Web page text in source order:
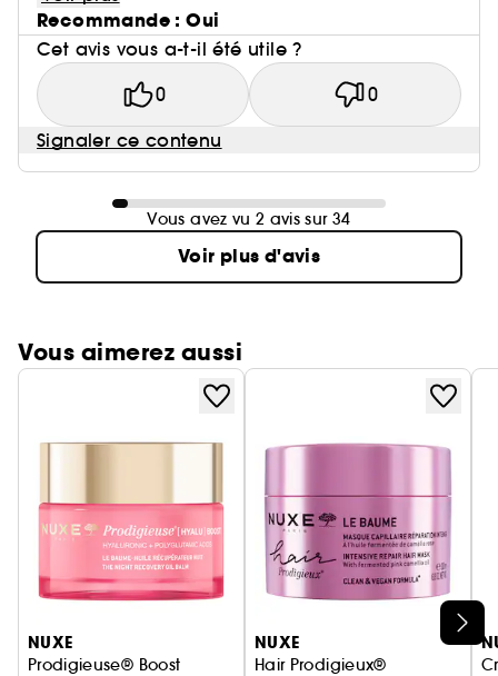
Recommande : Oui
Cet avis vous a-t-il été utile ?
0 0
Signaler ce contenu
Vous avez vu 2 avis sur 34
Voir plus d'avis
Vous aimerez aussi
NUXE
Prodigieuse® Boost
NUXE
Hair Prodigieux®